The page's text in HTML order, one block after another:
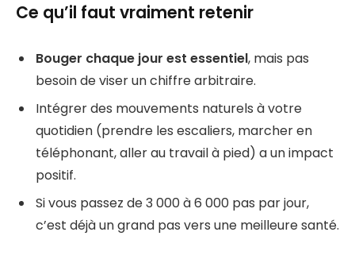
Ce qu’il faut vraiment retenir
Bouger chaque jour est essentiel, mais pas
besoin de viser un chiffre arbitraire.
Intégrer des mouvements naturels à votre
quotidien (prendre les escaliers, marcher en
téléphonant, aller au travail à pied) a un impact
positif.
Si vous passez de 3 000 à 6 000 pas par jour,
c’est déjà un grand pas vers une meilleure santé.